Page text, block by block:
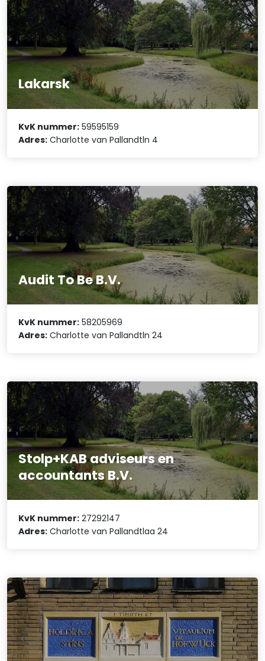
Lakarsk
KvK nummer: 59595159
Adres: Charlotte van Pallandtln 4
Audit To Be B.V.
KvK nummer: 58205969
Adres: Charlotte van Pallandtln 24
Stolp+KAB adviseurs en
accountants B.V.
KvK nummer: 27292147
Adres: Charlotte van Pallandtlaa 24